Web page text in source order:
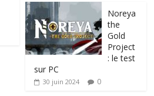
Noreya
the
Gold
Project
: le test
sur PC
30 juin 2024 0